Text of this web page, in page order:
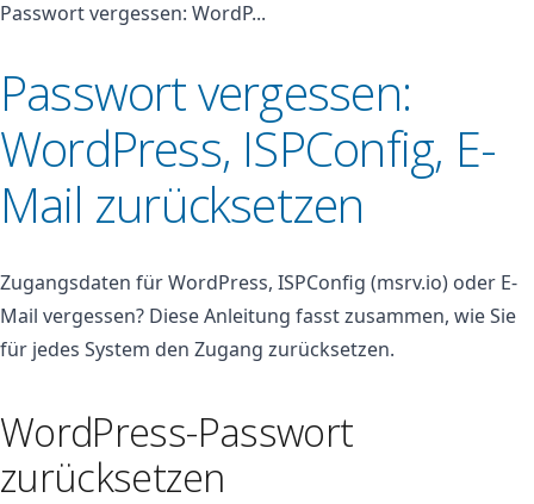
Passwort vergessen: WordP...
Passwort vergessen:
WordPress, ISPConfig, E-
Mail zurücksetzen
Zugangsdaten für WordPress, ISPConfig (msrv.io) oder E-
Mail vergessen? Diese Anleitung fasst zusammen, wie Sie
für jedes System den Zugang zurücksetzen.
WordPress-Passwort
zurücksetzen